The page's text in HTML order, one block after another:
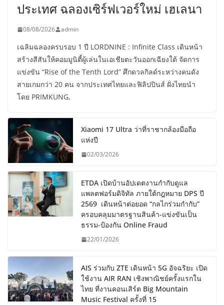
ประเทศ ฉลองเซิร์ฟเวอร์ใหม่ เฮเลนา
08/08/2026 admin
เฉลิมฉลองครบรอบ 1 ปี LORDNINE : Infinite Class เดินหน้า
สร้างสีสันให้คอมมูนิตี้ผู้เล่นในเอเชียตะวันออกเฉียงใต้ จัดการ
แข่งขัน “Rise of the Tenth Lord” ศึกดวลกิลด์ระหว่างคนดัง
สายเกมกว่า 20 คน จากประเทศไทยและฟิลิปปินส์ ฝั่งไทยนำ
โดย PRIMKUNG,
Xiaomi 17 Ultra ว่าที่ราชากล้องมือถือ
แห่งปี
02/03/2026
ETDA เปิดบ้านอัปเดตงานกำกับดูแล
แพลตฟอร์มดิจิทัล ภายใต้กฎหมาย DPS ปี
2569 เดินหน้าต่อยอด “กลไกร่วมกำกับ”
ครอบคลุมมาตรฐานสินค้า-แข่งขันเป็น
ธรรม-ป้องกัน Online Fraud
22/01/2026
AIS ร่วมกับ ZTE เดินหน้า 5G อัจฉริยะ เปิด
ใช้งาน AIR RAN เชิงพาณิชย์ครั้งแรกใน
ไทย ที่งานคอนเสิร์ต Big Mountain
Music Festival ครั้งที่ 15